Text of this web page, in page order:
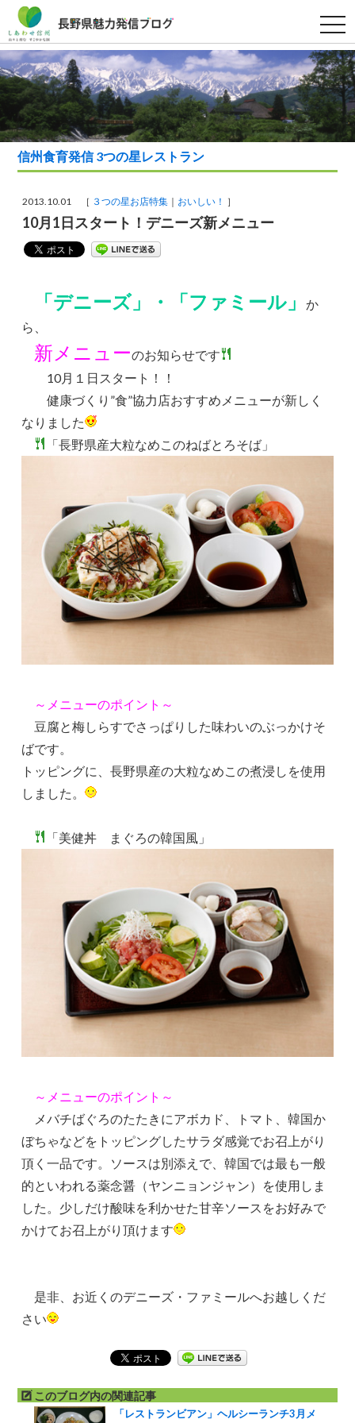
t
o
g
g
l
e
n
a
v
g
i
信州食育発信 3つの星レストラン
2013.10.01 ［ ３つの星お店特集 おいしい！ ］
10月1日スタート！デニーズ新メニュー
「デニーズ」・「ファミール」か
ら、
新メニューのお知らせです
10月１日スタート！！
健康づくり”食”協力店おすすめメニューが新しく
なりました
「長野県産大粒なめこのねばとろそば」
～メニューのポイント～
豆腐と梅しらすでさっぱりした味わいのぶっかけそ
ばです。
トッピングに、長野県産の大粒なめこの煮浸しを使用
しました。
「美健丼 まぐろの韓国風」
～メニューのポイント～
メバチばぐろのたたきにアボカド、トマト、韓国か
ぼちゃなどをトッピングしたサラダ感覚でお召上がり
頂く一品です。ソースは別添えで、韓国では最も一般
的といわれる薬念醤（ヤンニョンジャン）を使用しま
した。少しだけ酸味を利かせた甘辛ソースをお好みで
かけてお召上がり頂けます
是非、お近くのデニーズ・ファミールへお越しくだ
さい
このブログ内の関連記事
「レストランビアン」ヘルシーランチ3月メ